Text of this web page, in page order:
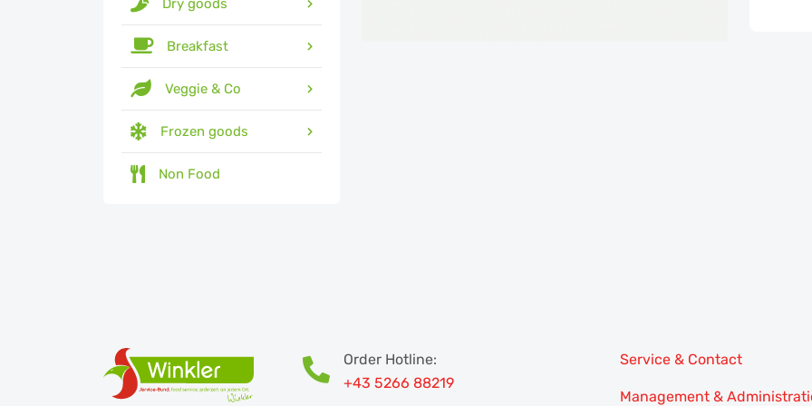
Dry goods
Breakfast
Veggie & Co
Frozen goods
Non Food
Order Hotline:
+43 5266 88219
Service & Contact
Management &